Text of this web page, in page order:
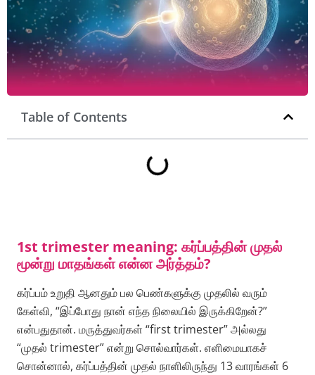
Table of Contents
1st trimester meaning: கர்ப்பத்தின் முதல்
மூன்று மாதங்கள் என்ன அர்த்தம்?
கர்ப்பம் உறுதி ஆனதும் பல பெண்களுக்கு முதலில் வரும்
கேள்வி, “இப்போது நான் எந்த நிலையில் இருக்கிறேன்?”
என்பதுதான். மருத்துவர்கள் “first trimester” அல்லது
“முதல் trimester” என்று சொல்வார்கள். எளிமையாகச்
சொன்னால், கர்ப்பத்தின் முதல் நாளிலிருந்து 13 வாரங்கள் 6